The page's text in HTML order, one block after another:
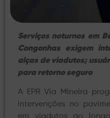
Serviços noturnos em
Congonhas exigem
alças de viadutos;
para retorno seguro
A EPR Via Mineira
intervenções no